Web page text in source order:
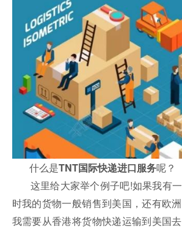
什么是TNT国际快递进口服务呢？
这里给大家举个例子吧!如果我有
时我的货物一般销售到美国，还有欧
我需要从香港将货物快递运输到美国